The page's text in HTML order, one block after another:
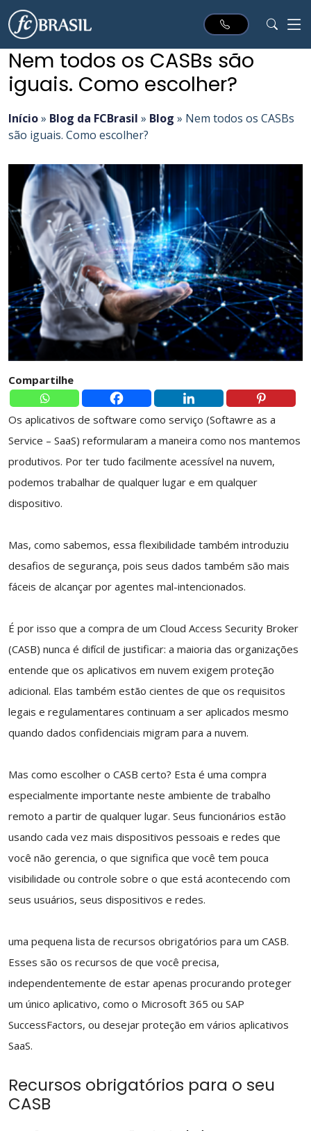
Nem todos os CASBs são
iguais. Como escolher?
Início» Blog da FCBrasil » Blog » Nem todos os CASBs
são iguais. Como escolher?
Compartilhe
Os aplicativos de software como serviço (Softawre as a
Service – SaaS) reformularam a maneira como nos mantemos
produtivos. Por ter tudo facilmente acessível na nuvem,
podemos trabalhar de qualquer lugar e em qualquer
dispositivo.
Mas, como sabemos, essa flexibilidade também introduziu
desafios de segurança, pois seus dados também são mais
fáceis de alcançar por agentes mal-intencionados.
É por isso que a compra de um Cloud Access Security Broker
(CASB) nunca é difícil de justificar: a maioria das organizações
entende que os aplicativos em nuvem exigem proteção
adicional. Elas também estão cientes de que os requisitos
legais e regulamentares continuam a ser aplicados mesmo
quando dados confidenciais migram para a nuvem.
Mas como escolher o CASB certo? Esta é uma compra
especialmente importante neste ambiente de trabalho
remoto a partir de qualquer lugar. Seus funcionários estão
usando cada vez mais dispositivos pessoais e redes que
você não gerencia, o que significa que você tem pouca
visibilidade ou controle sobre o que está acontecendo com
seus usuários, seus dispositivos e redes.
uma pequena lista de recursos obrigatórios para um CASB.
Esses são os recursos de que você precisa,
independentemente de estar apenas procurando proteger
um único aplicativo, como o Microsoft 365 ou SAP
SuccessFactors, ou desejar proteção em vários aplicativos
SaaS.
Recursos obrigatórios para o seu
CASB